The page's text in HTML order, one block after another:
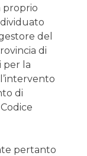
proprio
del
di
per la
di
pertanto